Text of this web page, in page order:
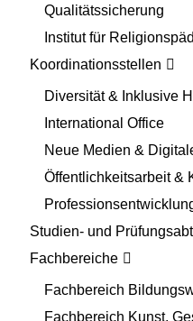
Qualitätssicherung
Institut für
Koordinationsstellen
Diversität & Inklusive
International Office
Neue Medien &
Öffentlichkeitsarbeit &
Studien- und
Fachbereiche
Fachbereich
Fachbereich Kunst,